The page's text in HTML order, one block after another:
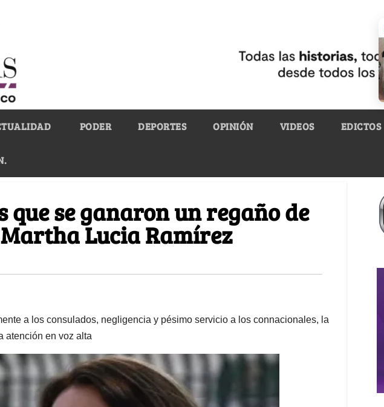
PODER DEPORTES OPINIÓN VIDEOS EDICTOS
que se ganaron un regaño de
Lucia Ramírez
a los consulados, negligencia y pésimo servicio a los connacionales, la
atención en voz alta